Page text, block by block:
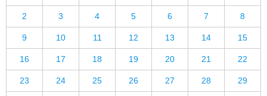
2 3 4 5 6 7 8
9 10 11 12 13 14 15
16 17 18 19 20 21 22
23 24 25 26 27 28 29